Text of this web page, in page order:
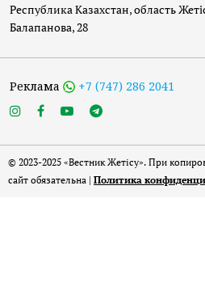
Республика Казахстан, область
Балапанова, 28
Реклама +7 (747) 286 2041
© 2023-2025 «Вестник Жетісу». При
сайт обязательна | Политика